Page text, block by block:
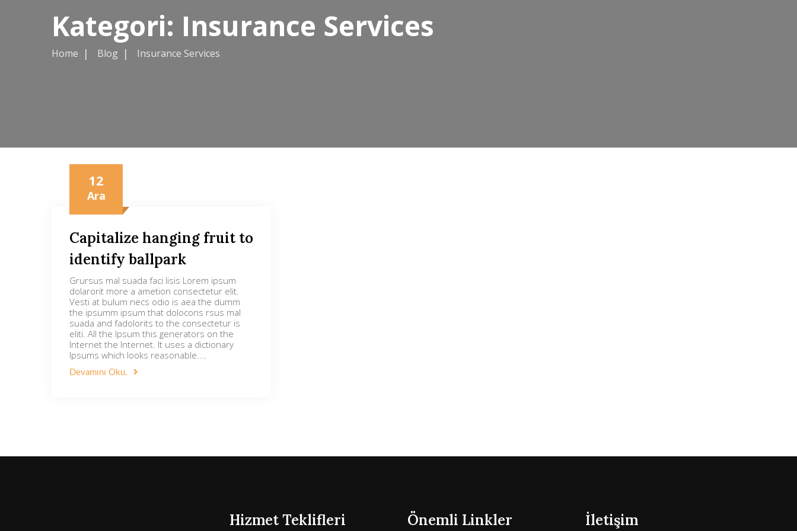
Kategori: Insurance Services
Home Blog Insurance Services
12
Ara
Capitalize hanging fruit to
identify ballpark
Grursus mal suada faci lisis Lorem ipsum
dolarorit more a ametion consectetur elit.
Vesti at bulum necs odio is aea the dumm
the ipsumm ipsum that dolocons rsus mal
suada and fadolorits to the consectetur is
eliti. All the Ipsum this generators on the
Internet the Internet. It uses a dictionary
Ipsums which looks reasonable....
Devamını Oku.
Hizmet Teklifleri Önemli Linkler İletişim